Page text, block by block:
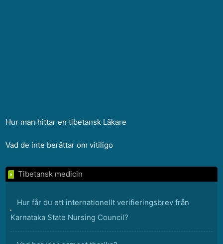
Hur man hittar en tibetansk Läkare
Vad de inte berättar om vitiligo
Tibetansk medicin
Hur får du ett internationellt verifieringsbrev från
Karnataka State Nursing Council?